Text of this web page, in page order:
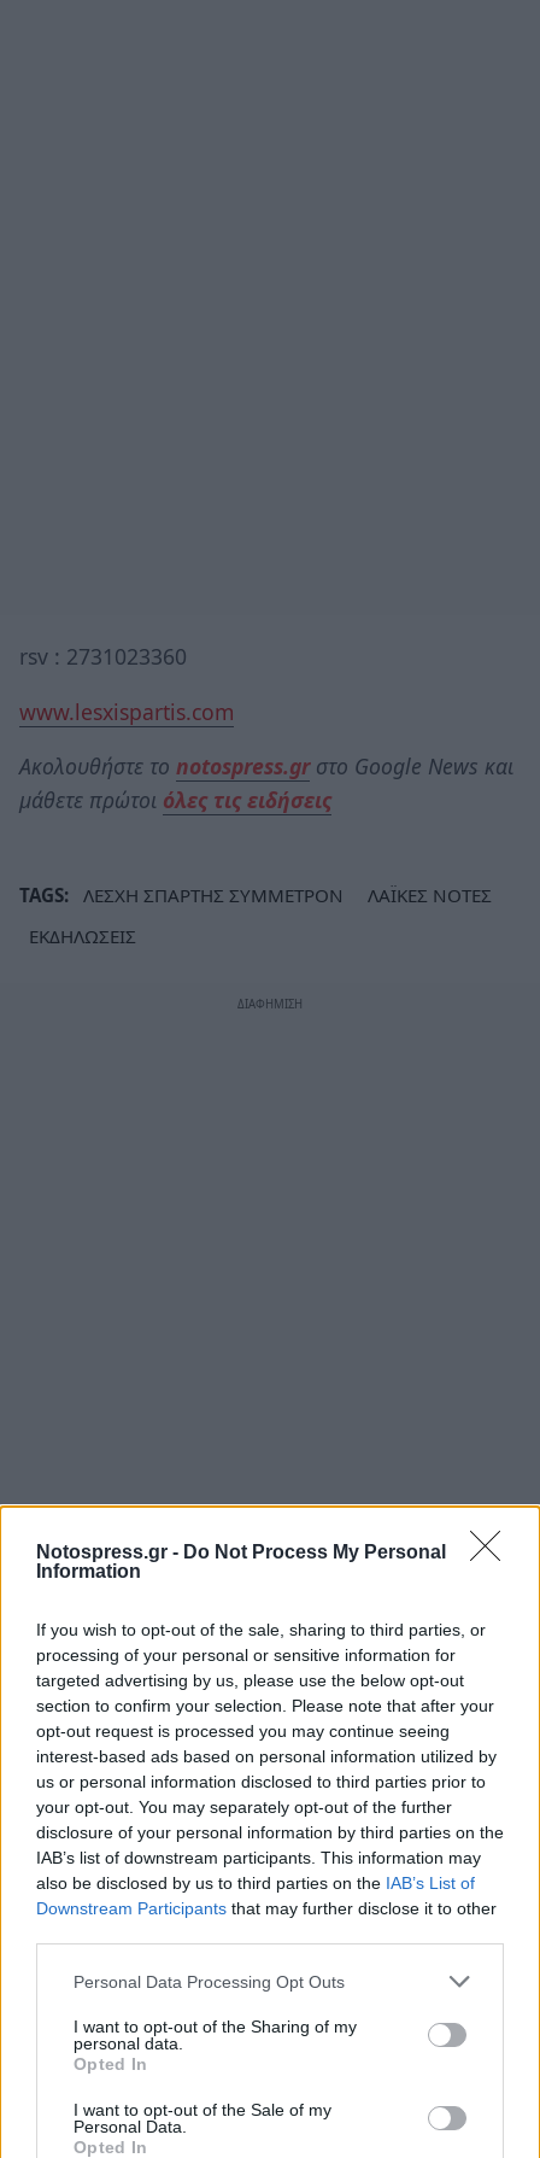
Notospress.gr - Do Not Process My Personal
Information
If you wish to opt-out of the sale, sharing to third parties, or
processing of your personal or sensitive information for
targeted advertising by us, please use the below opt-out
section to confirm your selection. Please note that after your
opt-out request is processed you may continue seeing
interest-based ads based on personal information utilized by
us or personal information disclosed to third parties prior to
your opt-out. You may separately opt-out of the further
disclosure of your personal information by third parties on the
IAB’s list of downstream participants. This information may
also be disclosed by us to third parties on the IAB’s List of
Downstream Participants that may further disclose it to other
Personal Data Processing Opt Outs
I want to opt-out of the Sharing of my
personal data.
Opted In
I want to opt-out of the Sale of my
Personal Data.
Opted In
rsv : 2731023360
www.lesxispartis.com
Ακολουθήστε το notospress.grστο Google News και
μάθετε πρώτοι όλες τις ειδήσεις
TAGS: ΛΕΣΧΗ ΣΠΑΡΤΗΣ ΣΥΜΜΕΤΡΟΝ
ΛΑΪΚΕΣ ΝΟΤΕΣ
ΕΚΔΗΛΩΣΕΙΣ
Σχετικά Άρθρα